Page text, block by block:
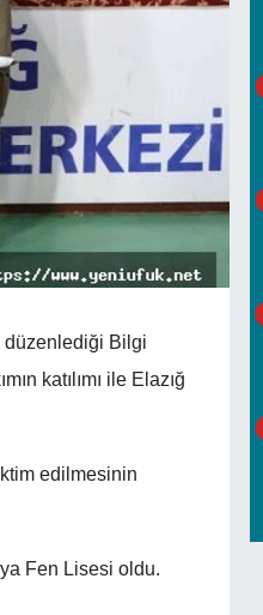
düzenlediği Bilgi
katılımı ile Elazığ
edilmesinin
Fen Lisesi oldu.